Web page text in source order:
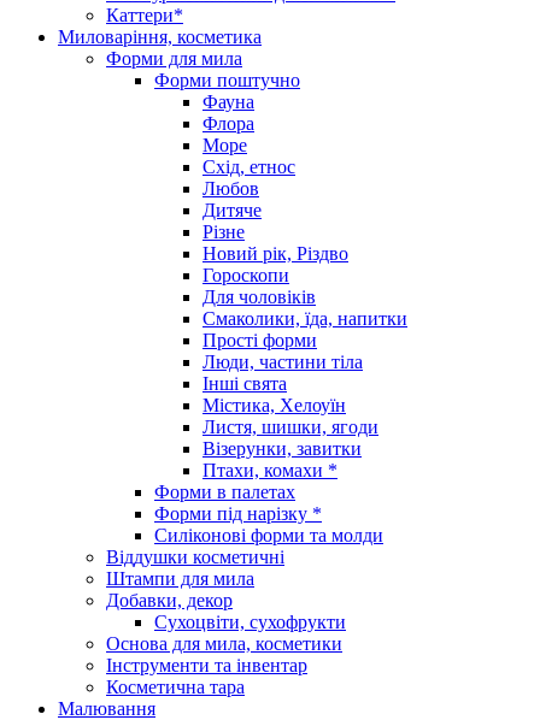
Каттери*
Миловаріння, косметика
Форми для мила
Форми поштучно
Фауна
Флора
Море
Схід, етнос
Любов
Дитяче
Різне
Новий рік, Різдво
Гороскопи
Для чоловіків
Смаколики, їда, напитки
Прості форми
Люди, частини тіла
Інші свята
Містика, Хелоуїн
Листя, шишки, ягоди
Візерунки, завитки
Птахи, комахи *
Форми в палетах
Форми під нарізку *
Силіконові форми та молди
Віддушки косметичні
Штампи для мила
Добавки, декор
Сухоцвіти, сухофрукти
Основа для мила, косметики
Інструменти та інвентар
Косметична тара
Малювання